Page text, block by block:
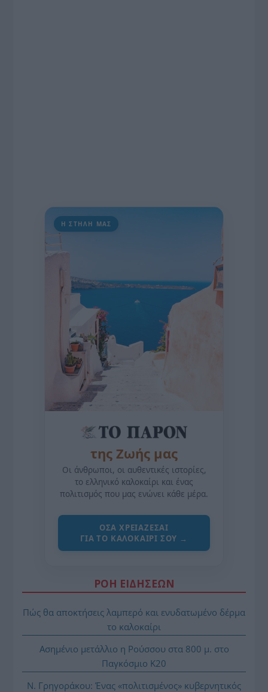
Η ΣΤΗΛΗ ΜΑΣ
της Ζωής μας
Οι άνθρωποι, οι αυθεντικές ιστορίες,
το ελληνικό καλοκαίρι και ένας
πολιτισμός που μας ενώνει κάθε μέρα.
ΌΣΑ ΧΡΕΙΆΖΕΣΑΙ
ΓΙΑ ΤΟ ΚΑΛΟΚΑΊΡΙ ΣΟΥ →
ΡΟΗ ΕΙΔΗΣΕΩΝ
Πώς θα αποκτήσεις λαμπερό και ενυδατωμένο δέρμα
το καλοκαίρι
Ασημένιο μετάλλιο η Ρούσσου στα 800 μ. στο
Παγκόσμιο Κ20
Ν. Γρηγοράκου: Ένας «πολιτισμένος» κυβερνητικός